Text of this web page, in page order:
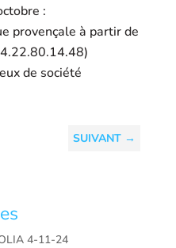
:
provençale à partir de
de société
SUIVANT →
4-11-24